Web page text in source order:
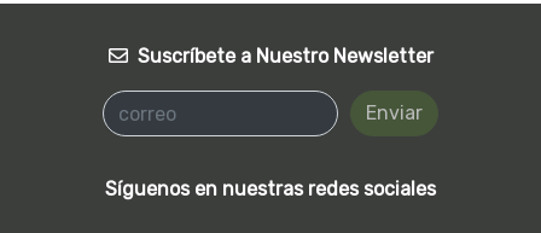
Suscríbete a Nuestro Newsletter
Enviar
Síguenos en nuestras redes sociales